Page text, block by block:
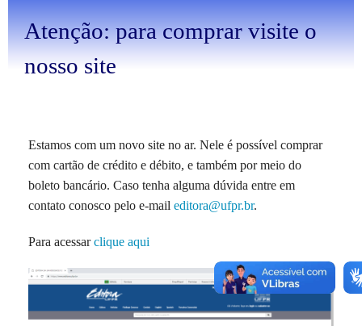
Atenção: para comprar visite o
nosso site
Estamos com um novo site no ar. Nele é possível comprar
com cartão de crédito e débito, e também por meio do
boleto bancário. Caso tenha alguma dúvida entre em
contato conosco pelo e-mail editora@ufpr.br.
Para acessarclique aqui